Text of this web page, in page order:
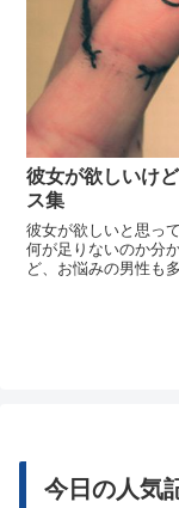
彼女が欲しいけ
ス集
彼女が欲しいと思っ
何が足りないのか分
ど、お悩みの男性も
今日の人気